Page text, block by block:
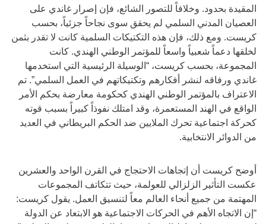
المقيدة بحدود. وخلافاً للتصور الشائع، فإن إصرار غاندي على
العصيان المدني السلمي لم يحقق سوى نجاحاً جزئياً، بحسب
كريست. ومع ذلك، فإن هذه التكتيكات السلمية كانت لا تقدر بثمن
لخلقها دعماً شعبياً واسعاً للمؤتمر الوطني الهندي. كانت
المجموعة، بحسب كريست، “الوسيلة الرئيسية التي استخدمها
غاندي ورفاقه لنشر أفكارهم وتكتيكاتهم في العمل السلمي”. تم
الاعتراف بالمؤتمر الوطني الهندي كحكومة معارضة بحكم الأمر
الواقع في الهند المستعمرة، وقد امتلك نفوذاً كبيراً بسبب قوته
كحركة اجتماعية تحرك الملايين ضد الحكم البريطاني في العديد
من الدوائر الانتخابية.
أوضح كريست أن إتجاهات الاحتجاج في القرن الواحد والعشرين
عكست التأثير الزلزالي للعولمة، حيث تتكاتف المجموعات
المهتمة من جميع أنحاء العالم معاً لتنسيق العمل. يقول كريست:
“إن الاتجاه الأهم في الحركات الاجتماعية هو الابتعاد عن الدولة